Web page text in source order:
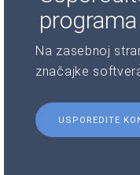
programa
Na zasebnoj
značajke
USPOREDITE